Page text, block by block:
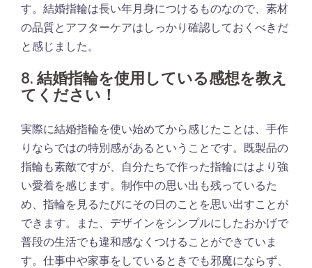
す。結婚指輪は長い年月身につけるものなので、素材
の品質とアフターケアはしっかり確認しておくべきだ
と感じました。
8. 結婚指輪を使用している感想を教え
てください！
実際に結婚指輪を使い始めてから感じたことは、手作
りならではの特別感があるということです。既製品の
指輪も素敵ですが、自分たちで作った指輪にはより強
い愛着を感じます。制作中の思い出も残っているた
め、指輪を見るたびにその日のことを思い出すことが
できます。また、デザインをシンプルにしたおかげで
普段の生活でも違和感なくつけることができていま
す。仕事中や家事をしているときでも邪魔にならず、